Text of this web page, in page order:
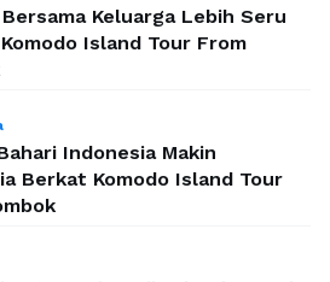
Keluarga Lebih Seru
Island Tour From
Indonesia Makin
Berkat Komodo Island Tour